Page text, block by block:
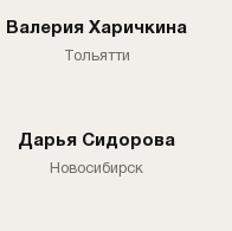
Валерия Харичкина
Тольятти
Дарья Сидорова
Новосибирск